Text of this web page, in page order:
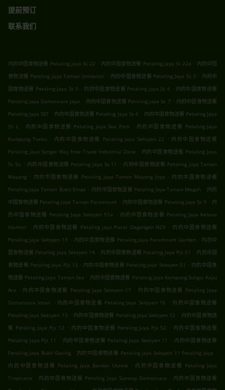
提前预订
联系我们
内的中国食物送餐 Petaling Jaya Ss 22 . 内的中国食物送餐 Petaling Jaya Ss 22a . 内的中国
食物送餐 Petaling Jaya Taman Universiti . 内的中国食物送餐 Petaling Jaya Ss 3 . 内的中
国食物送餐 Petaling Jaya Ss 5 . 内的中国食物送餐 Petaling Jaya Ss 4 . 内的中国食物送餐
Petaling Jaya Damansara Jaya . 内的中国食物送餐 Petaling Jaya Ss 7 . 内的中国食物送餐
Petaling Jaya SS7 . 内的中国食物送餐 Petaling Jaya Ss 6 . 内的中国食物送餐 Petaling Jaya
SS 2 . 内的中国食物送餐 Petaling Jaya Sea Park . 内的中国食物送餐 Petaling Jaya
Kampung Tunku . 内的中国食物送餐 Petaling Jaya Seksyen 22 . 内的中国食物送餐
Petaling Jaya Sungai Way Free Trade Industrial Zone . 内的中国食物送餐 Petaling Jaya
Ss 9a . 内的中国食物送餐 Petaling Jaya Ss 11 . 内的中国食物送餐 Petaling Jaya Taman
Mayang . 内的中国食物送餐 Petaling Jaya Taman Mayang Jaya . 内的中国食物送餐
Petaling Jaya Taman Bukit Emas . 内的中国食物送餐 Petaling Jaya Taman Megah . 内的
中国食物送餐 Petaling Jaya Taman Paramount . 内的中国食物送餐 Petaling Jaya Ss 9 . 内
的中国食物送餐 Petaling Jaya Seksyen 51a
. 内的中国食物送餐 Petaling Jaya Kelana
Idaman . 内的中国食物送餐 Petaling Jaya Pusat Dagangan NZX . 内的中国食物送餐
Petaling Jaya Seksyen 19 . 内的中国食物送餐 Petaling Jaya Paramount Garden . 内的中
国食物送餐 Petaling Jaya Seksyen 14 . 内的中国食物送餐 Petaling Jaya Pjs 51 . 内的中国
食物送餐 Petaling Jaya Pjs 13 . 内的中国食物送餐 Petaling Jaya Seksyen 51 . 内的中国食
物送餐 Petaling Jaya Taman Sea . 内的中国食物送餐 Petaling Jaya Kampung Sungai Kayu
Ara . 内的中国食物送餐 Petaling Jaya Seksyen 17 . 内的中国食物送餐 Petaling Jaya
Damansara Intan
. 内的中国食物送餐 Petaling Jaya Seksyen 16 . 内的中国食物送餐
Petaling Jaya Seksyen 13 . 内的中国食物送餐 Petaling Jaya Seksyen 12 . 内的中国食物送
餐 Petaling Jaya Pjs 12 . 内的中国食物送餐 Petaling Jaya Pjs 52 . 内的中国食物送餐
Petaling Jaya Pjs 11
. 内的中国食物送餐 Petaling Jaya Seksyen 11 . 内的中国食物送餐
Petaling Jaya Bukit Gasing . 内的中国食物送餐 Petaling Jaya Seksyen 11 Petaling Jaya .
内的中国食物送餐 Petaling Jaya Bandar Utama . 内的中国食物送餐 Petaling Jaya
Tropicana . 内的中国食物送餐 Petaling Jaya Sunway Damansara . 内的中国食物送餐